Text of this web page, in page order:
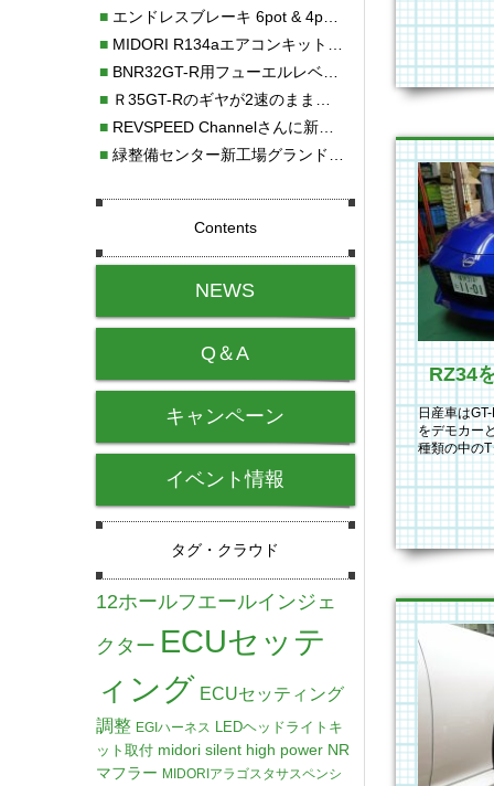
注してあっ
RZ34
日産車は
をデモカー
種類の中の
キはmidori
■エンドレスブレーキ 6pot & 4potオーバーホール
■MIDORI R134aエアコンキットタイプⅡ取り付け
■BNR32GT-R用フューエルレベルセンサー新発売！！
■Ｒ35GT-Rのギヤが2速のまま変速しない！！
■REVSPEED Channelさんに新社屋を紹介していただきました!!
■緑整備センター新工場グランドオープン・続報
Contents
NEWS
Q＆A
キャンペーン
イベント情報
タグ・クラウド
12ホールフエールインジェ
クター ECUセッテ
ィング ECUセッティング
調整 EGIハーネス LEDヘッドライトキ
ット取付 midori silent high power NR
マフラー MIDORIアラゴスタサスペンシ